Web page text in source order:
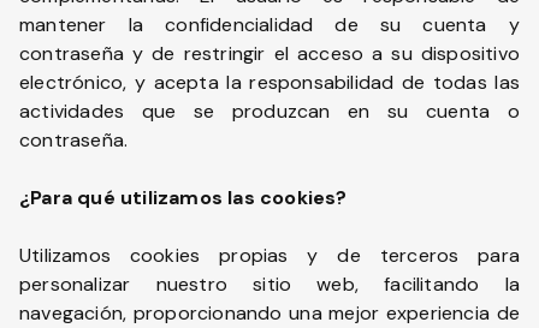
mantener la confidencialidad de su cuenta y
contraseña y de restringir el acceso a su dispositivo
electrónico, y acepta la responsabilidad de todas las
actividades que se produzcan en su cuenta o
contraseña.
¿Para qué utilizamos las cookies?
Utilizamos cookies propias y de terceros para
personalizar nuestro sitio web, facilitando la
navegación, proporcionando una mejor experiencia de